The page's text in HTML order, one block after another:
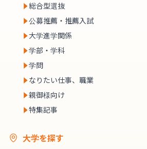
総合型選抜
公募推薦・推薦入試
大学進学関係
学部・学科
学問
なりたい仕事、職業
親御様向け
特集記事
大学を探す